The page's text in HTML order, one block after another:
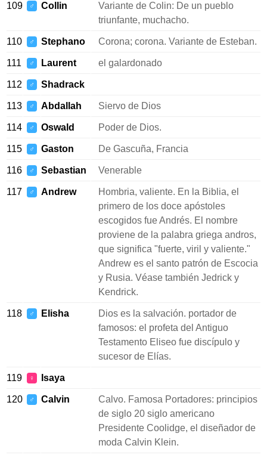
109 ♂ Collin
Variante de Colin: De un pueblo
triunfante, muchacho.
110 ♂ Stephano Corona; corona. Variante de Esteban.
111 ♂ Laurent el galardonado
112 ♂ Shadrack
113 ♂ Abdallah Siervo de Dios
114 ♂ Oswald Poder de Dios.
115 ♂ Gaston De Gascuña, Francia
116 ♂ Sebastian Venerable
117 ♂ Andrew
Hombria, valiente. En la Biblia, el
primero de los doce apóstoles
escogidos fue Andrés. El nombre
proviene de la palabra griega andros,
que significa "fuerte, viril y valiente."
Andrew es el santo patrón de Escocia
y Rusia. Véase también Jedrick y
Kendrick.
118 ♂ Elisha
Dios es la salvación. portador de
famosos: el profeta del Antiguo
Testamento Eliseo fue discípulo y
sucesor de Elías.
119 ♀ Isaya
120 ♂ Calvin
Calvo. Famosa Portadores: principios
de siglo 20 siglo americano
Presidente Coolidge, el diseñador de
moda Calvin Klein.